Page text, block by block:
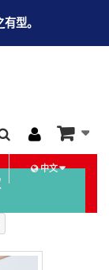
型。
中文